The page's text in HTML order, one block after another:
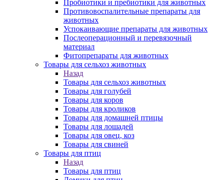
Пробиотики и пребиотики для животных
Противовоспалительные препараты для
животных
Успокаивающие препараты для животных
Послеоперационный и перевязочный
материал
Фитопрепараты для животных
Товары для сельхоз животных
Назад
Товары для сельхоз животных
Товары для голубей
Товары для коров
Товары для кроликов
Товары для домашней птицы
Товары для лошадей
Товары для овец, коз
Товары для свиней
Товары для птиц
Назад
Товары для птиц